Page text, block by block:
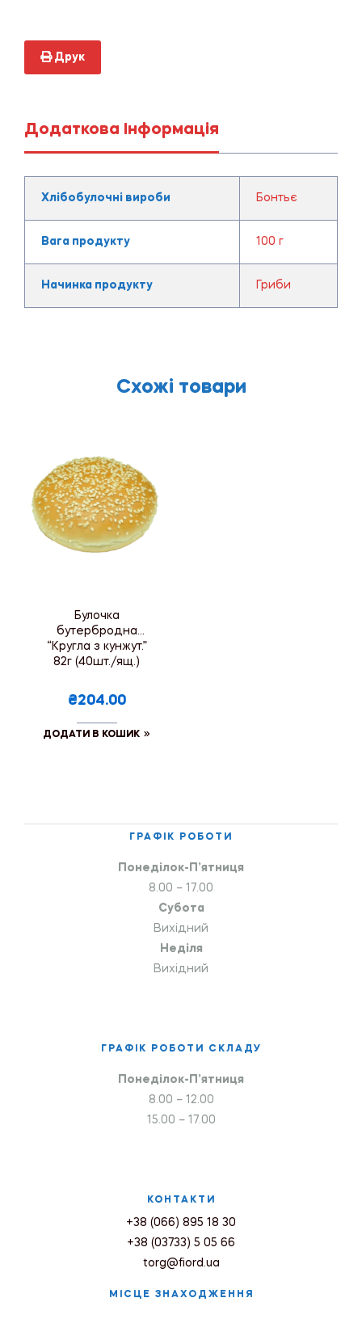
Друк
Додаткова Інформація
Хлібобулочні вироби Бонтьє
Вага продукту 100 г
Начинка продукту Гриби
Схожі товари
Булочка
бутербродна
“Кругла з кунжут.”
82г (40шт./ящ.)
₴204.00
ДОДАТИ В КОШИК
ГРАФІК РОБОТИ
Понеділок-П’ятниця
8.00 – 17.00
Субота
Вихідний
Неділя
Вихідний
ГРАФІК РОБОТИ СКЛАДУ
Понеділок-П’ятниця
8.00 – 12.00
15.00 – 17.00
КОНТАКТИ
+38 (066) 895 18 30
+38 (03733) 5 05 66
torg@fiord.ua
МІСЦЕ ЗНАХОДЖЕННЯ